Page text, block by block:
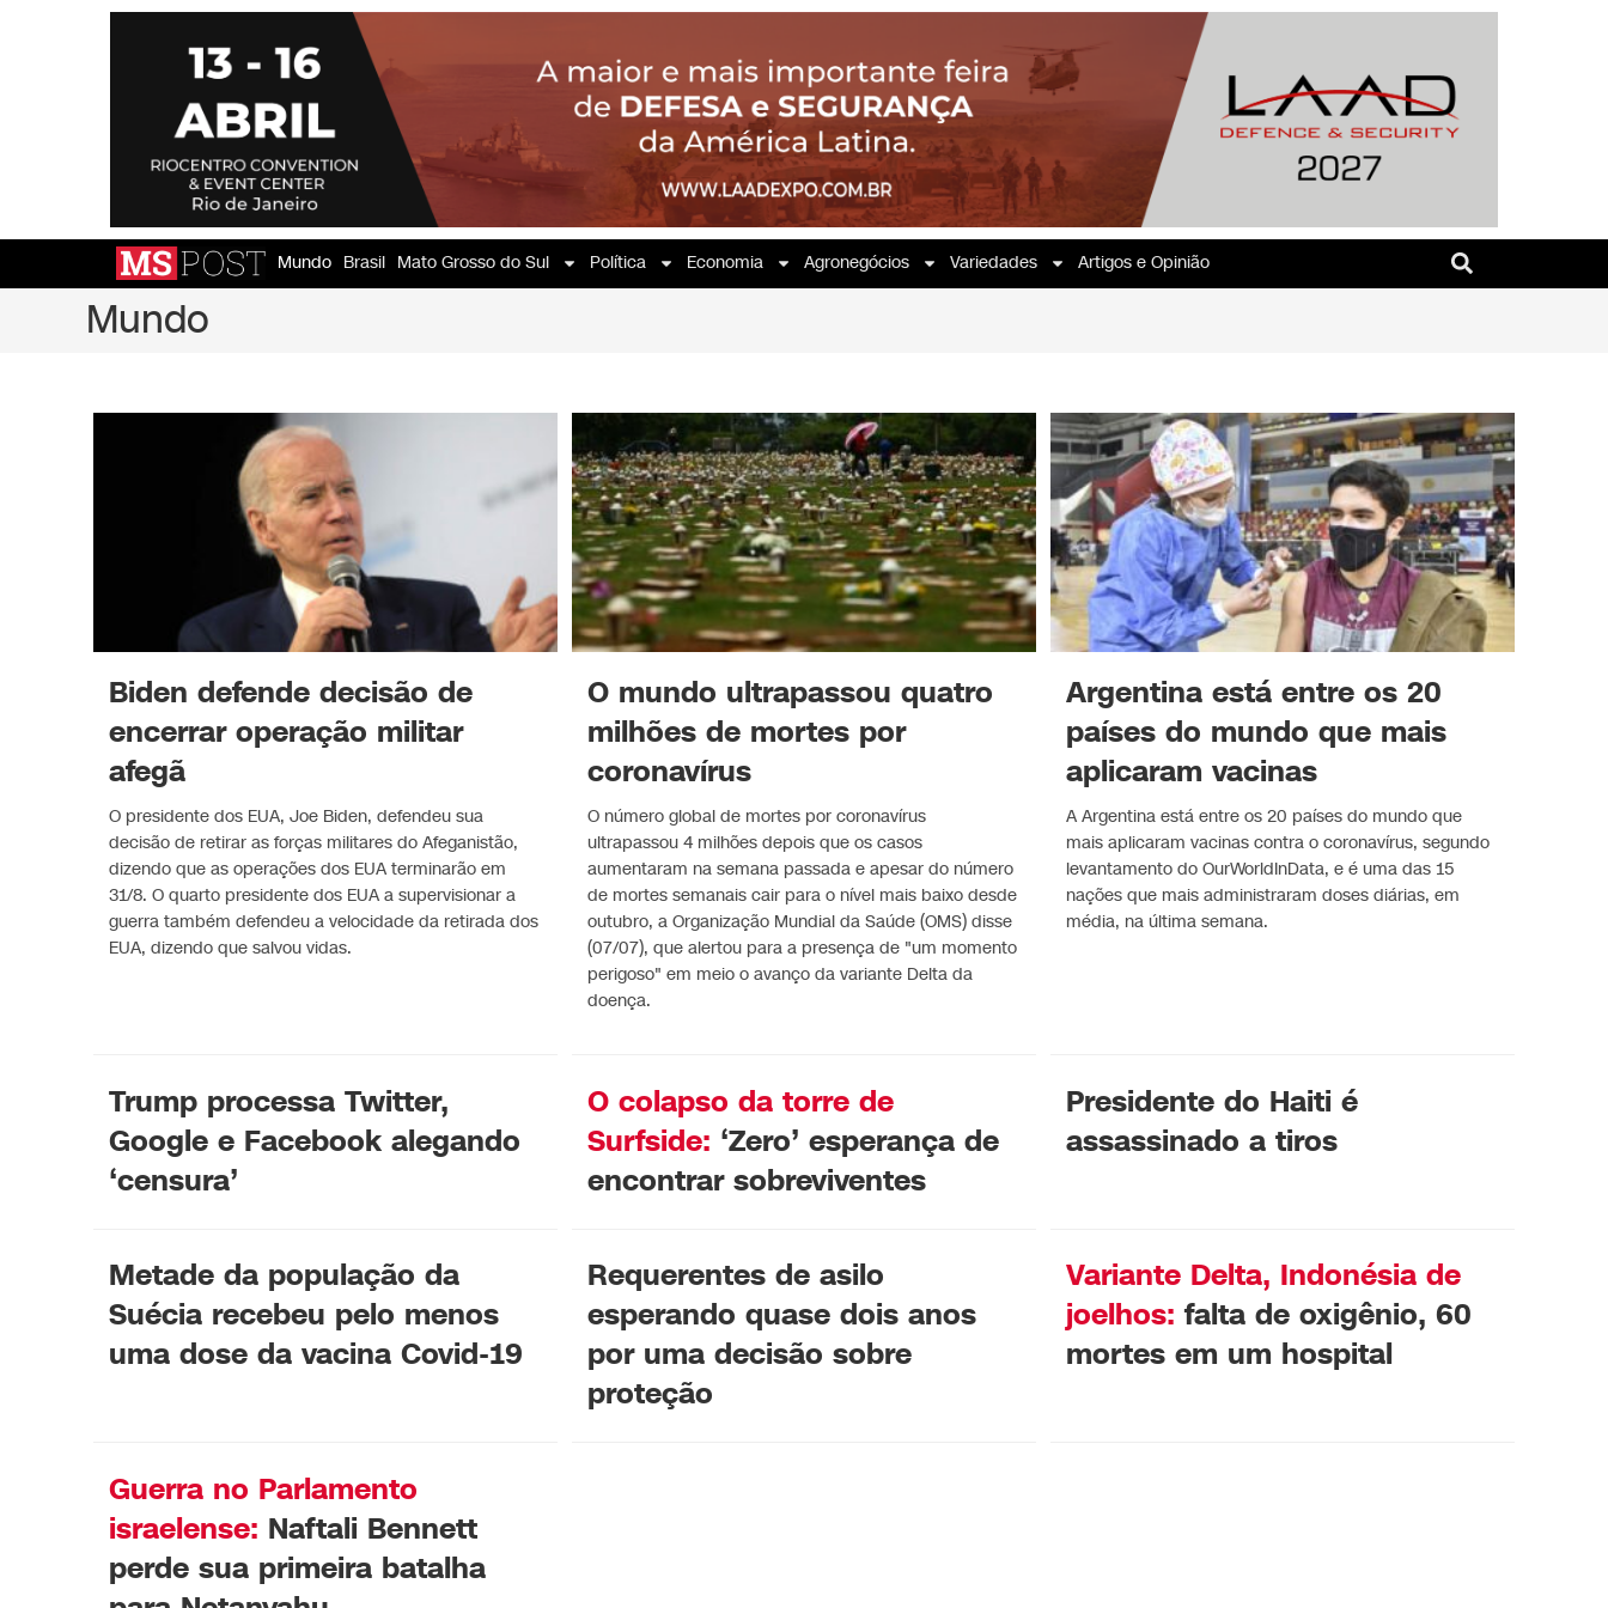
Mundo Brasil Mato Grosso do Sul Política Economia Agronegócios Variedades Artigos e Opinião
Mundo
Biden defende decisão de
encerrar operação militar
afegã
O presidente dos EUA, Joe Biden, defendeu sua
decisão de retirar as forças militares do Afeganistão,
dizendo que as operações dos EUA terminarão em
31/8. O quarto presidente dos EUA a supervisionar a
guerra também defendeu a velocidade da retirada dos
EUA, dizendo que salvou vidas.
O mundo ultrapassou quatro
milhões de mortes por
coronavírus
O número global de mortes por coronavírus
ultrapassou 4 milhões depois que os casos
aumentaram na semana passada e apesar do número
de mortes semanais cair para o nível mais baixo desde
outubro, a Organização Mundial da Saúde (OMS) disse
(07/07), que alertou para a presença de "um momento
perigoso" em meio o avanço da variante Delta da
doença.
Argentina está entre os 20
países do mundo que mais
aplicaram vacinas
A Argentina está entre os 20 países do mundo que
mais aplicaram vacinas contra o coronavírus, segundo
levantamento do OurWorldInData, e é uma das 15
nações que mais administraram doses diárias, em
média, na última semana.
Trump processa Twitter,
Google e Facebook alegando
‘censura’
O colapso da torre de
Surfside: ‘Zero’ esperança de
encontrar sobreviventes
Presidente do Haiti é
assassinado a tiros
Metade da população da
Suécia recebeu pelo menos
uma dose da vacina Covid-19
Requerentes de asilo
esperando quase dois anos
por uma decisão sobre
proteção
Variante Delta, Indonésia de
joelhos: falta de oxigênio, 60
mortes em um hospital
Guerra no Parlamento
israelense: Naftali Bennett
perde sua primeira batalha